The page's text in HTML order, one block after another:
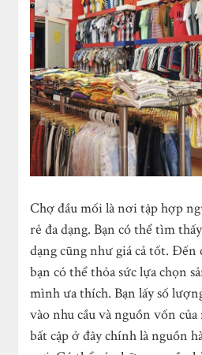
Chợ đầu mối là nơi tập hợp
rẻ đa dạng. Bạn có thể tìm
dạng cũng như giá cả tốt. Đến
bạn có thể thỏa sức lựa chọn
mình ưa thích. Bạn lấy số
vào nhu cầu và nguồn vốn
bất cập ở đây chính là nguồn